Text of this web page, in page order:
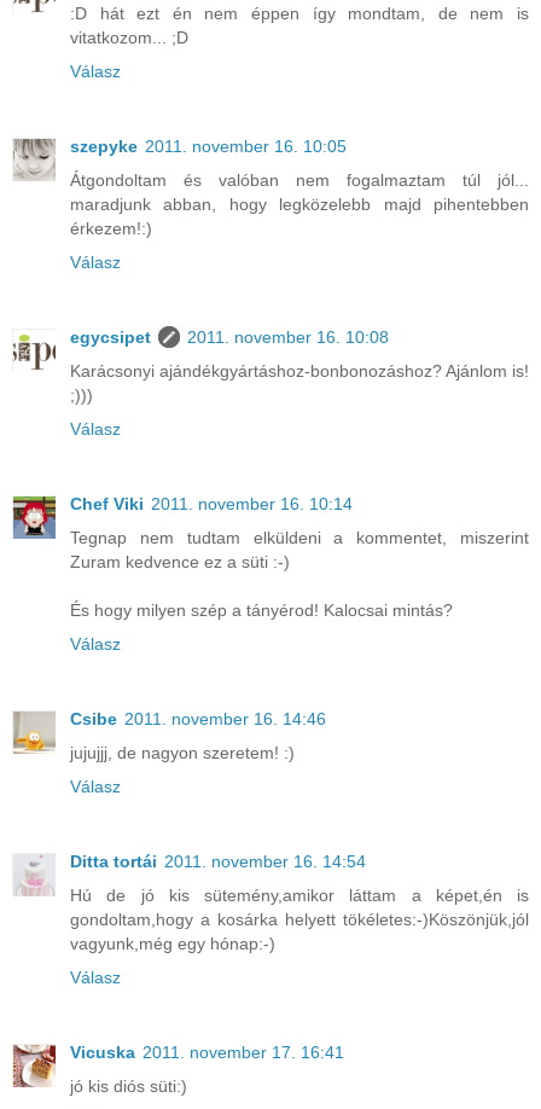
:D hát ezt én nem éppen így mondtam, de nem is
vitatkozom... ;D
Válasz
szepyke 2011. november 16. 10:05
Átgondoltam és valóban nem fogalmaztam túl jól...
maradjunk abban, hogy legközelebb majd pihentebben
érkezem!:)
Válasz
egycsipet
2011. november 16. 10:08
Karácsonyi ajándékgyártáshoz-bonbonozáshoz? Ajánlom is!
;)))
Válasz
Chef Viki 2011. november 16. 10:14
Tegnap nem tudtam elküldeni a kommentet, miszerint
Zuram kedvence ez a süti :-)
És hogy milyen szép a tányérod! Kalocsai mintás?
Válasz
Csibe 2011. november 16. 14:46
jujujjj, de nagyon szeretem! :)
Válasz
Ditta tortái 2011. november 16. 14:54
Hú de jó kis sütemény,amikor láttam a képet,én is
gondoltam,hogy a kosárka helyett tökéletes:-)Köszönjük,jól
vagyunk,még egy hónap:-)
Válasz
Vicuska 2011. november 17. 16:41
jó kis diós süti:)